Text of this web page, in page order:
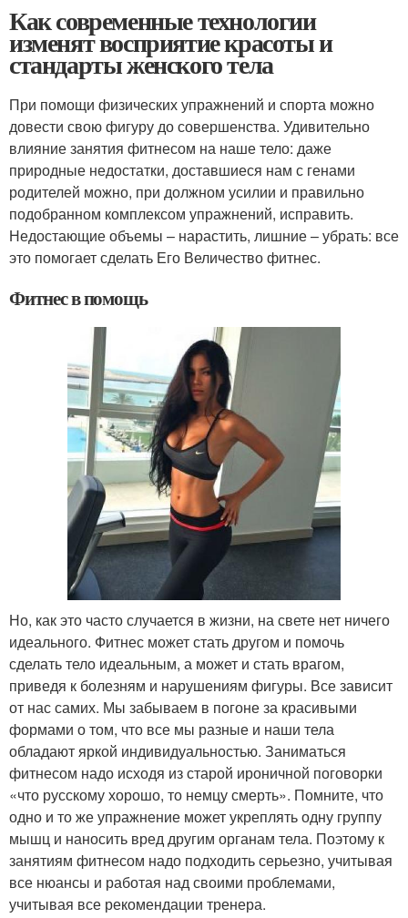
Как современные технологии
изменят восприятие красоты и
стандарты женского тела
При помощи физических упражнений и спорта можно
довести свою фигуру до совершенства. Удивительно
влияние занятия фитнесом на наше тело: даже
природные недостатки, доставшиеся нам с генами
родителей можно, при должном усилии и правильно
подобранном комплексом упражнений, исправить.
Недостающие объемы – нарастить, лишние – убрать: все
это помогает сделать Его Величество фитнес.
Фитнес в помощь
Но, как это часто случается в жизни, на свете нет ничего
идеального. Фитнес может стать другом и помочь
сделать тело идеальным, а может и стать врагом,
приведя к болезням и нарушениям фигуры. Все зависит
от нас самих. Мы забываем в погоне за красивыми
формами о том, что все мы разные и наши тела
обладают яркой индивидуальностью. Заниматься
фитнесом надо исходя из старой ироничной поговорки
«что русскому хорошо, то немцу смерть». Помните, что
одно и то же упражнение может укреплять одну группу
мышц и наносить вред другим органам тела. Поэтому к
занятиям фитнесом надо подходить серьезно, учитывая
все нюансы и работая над своими проблемами,
учитывая все рекомендации тренера.